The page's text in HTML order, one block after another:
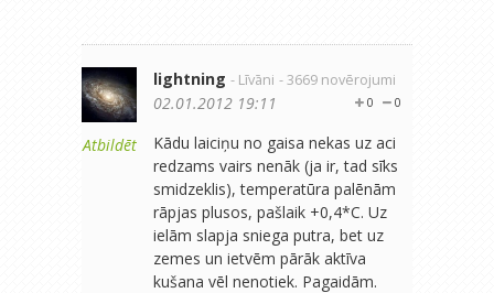
Atbildēt
lightning - Līvāni - 3669 novērojumi
0
0
02.01.2012 19:11
Kādu laiciņu no gaisa nekas uz aci
redzams vairs nenāk (ja ir, tad sīks
smidzeklis), temperatūra palēnām
rāpjas plusos, pašlaik +0,4*C. Uz
ielām slapja sniega putra, bet uz
zemes un ietvēm pārāk aktīva
kušana vēl nenotiek. Pagaidām.